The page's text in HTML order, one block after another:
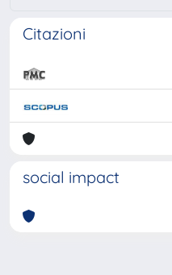
Citazioni
social impact